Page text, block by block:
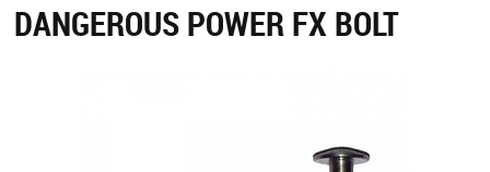
DANGEROUS POWER FX BOLT